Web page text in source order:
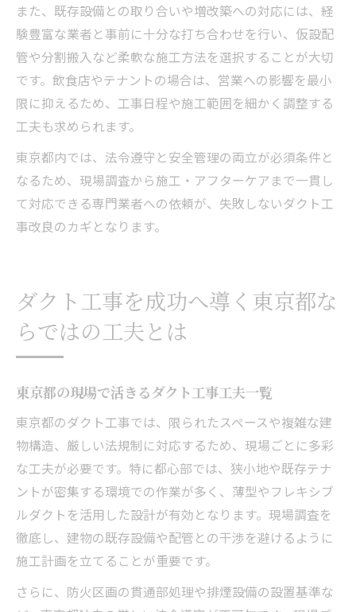
また、既存設備との取り合いや増改築への対応には、経
験豊富な業者と事前に十分な打ち合わせを行い、仮設配
管や分割搬入など柔軟な施工方法を選択することが大切
です。飲食店やテナントの場合は、営業への影響を最小
限に抑えるため、工事日程や施工範囲を細かく調整する
工夫も求められます。
東京都内では、法令遵守と安全管理の両立が必須条件と
なるため、現場調査から施工・アフターケアまで一貫し
て対応できる専門業者への依頼が、失敗しないダクト工
事改良のカギとなります。
ダクト工事を成功へ導く東京都な
らではの工夫とは
東京都の現場で活きるダクト工事工夫一覧
東京都のダクト工事では、限られたスペースや複雑な建
物構造、厳しい法規制に対応するため、現場ごとに多彩
な工夫が必要です。特に都心部では、狭小地や既存テナ
ントが密集する環境での作業が多く、薄型やフレキシブ
ルダクトを活用した設計が有効となります。現場調査を
徹底し、建物の既存設備や配管との干渉を避けるように
施工計画を立てることが重要です。
さらに、防火区画の貫通部処理や排煙設備の設置基準な